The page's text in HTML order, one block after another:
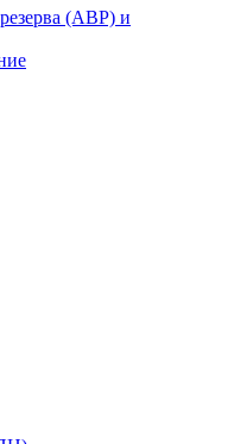
резерва (АВР) и